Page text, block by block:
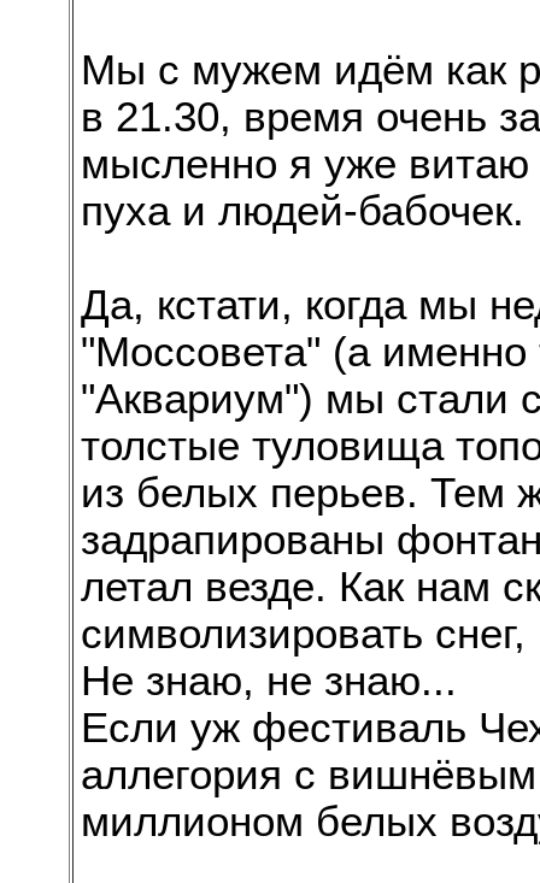
Мы с мужем идём как
в 21.30, время очень
мысленно я уже витаю
пуха и людей-бабочек.
Да, кстати, когда мы
"Моссовета" (а именно
"Аквариум") мы стали
толстые туловища
из белых перьев. Тем
задрапированы
летал везде. Как нам
символизировать
Не знаю, не знаю...
Если уж фестиваль
аллегория с
миллионом белых